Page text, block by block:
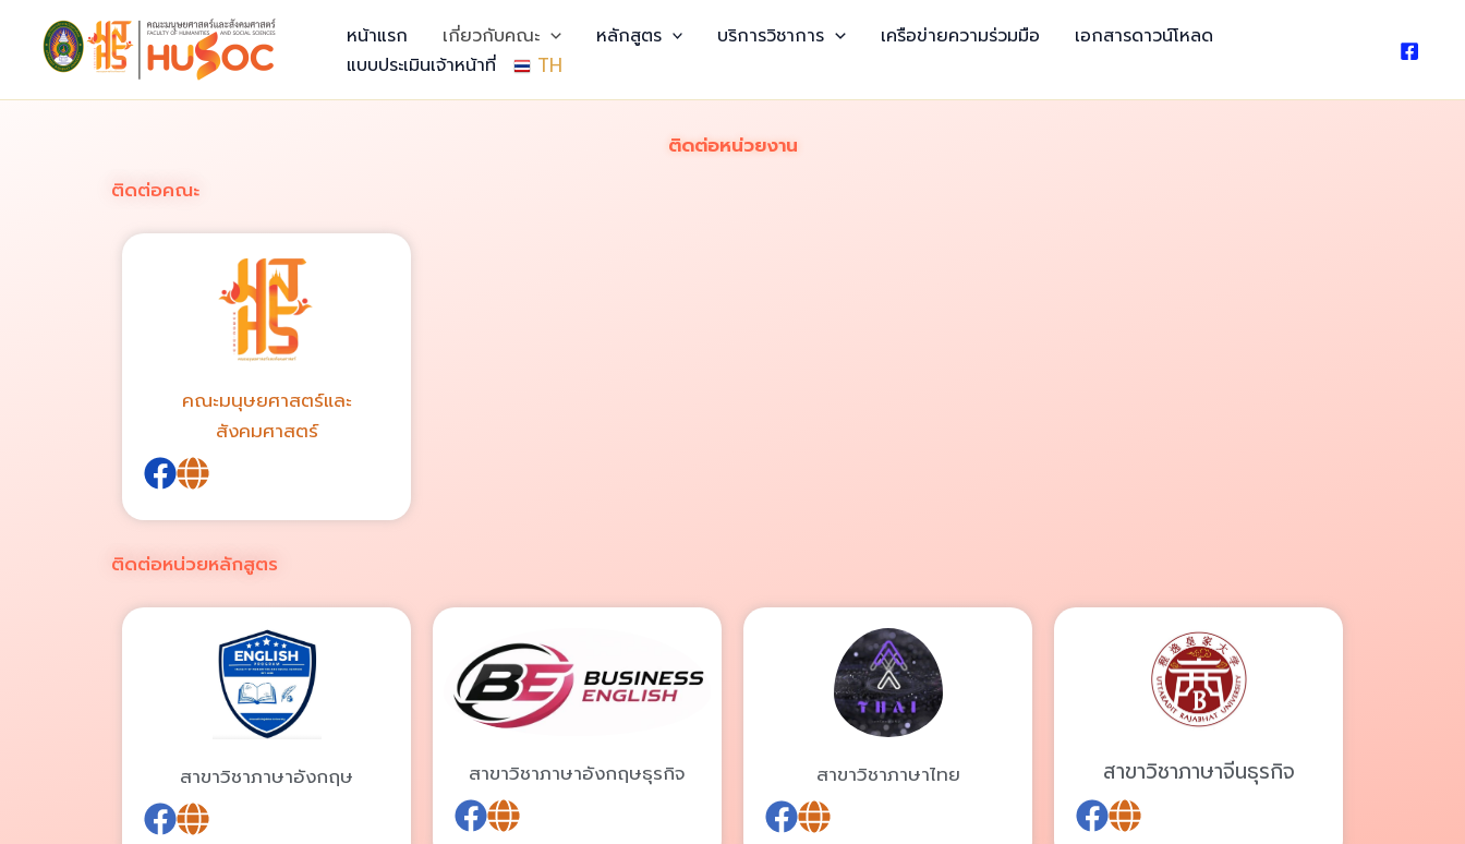
content
หน้าแรก เกี่ยวกับคณะ หลักสูตร บริการวิชาการ เครือข่ายความร่วมมือ
เอกสารดาวน์โหลด
แบบประเมินเจ้าหน้าที่
TH
ติดต่อหน่วยงาน
ติดต่อคณะ
คณะมนุษยศาสตร์และ
สังคมศาสตร์
ติดต่อหน่วยหลักสูตร
สาขาวิชาภาษาอังกฤษ สาขาวิชาภาษาอังกฤษธุรกิจ สาขาวิชาภาษาไทย สาขาวิชาภาษาจีนธุรกิจ